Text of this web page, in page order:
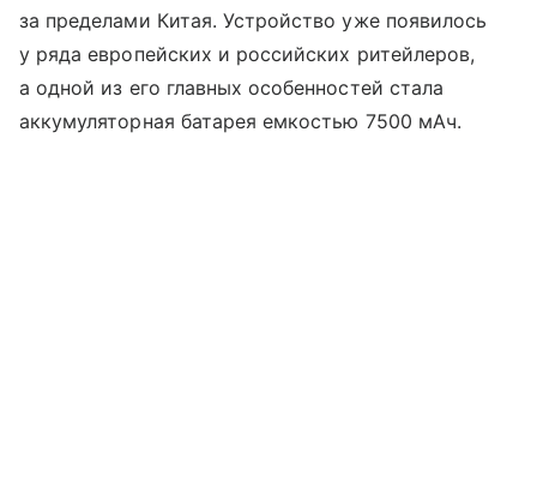
за пределами Китая. Устройство уже появилось
у ряда европейских и российских ритейлеров,
а одной из его главных особенностей стала
аккумуляторная батарея емкостью 7500 мАч.